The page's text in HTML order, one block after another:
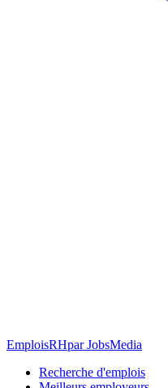
EmploisRHpar JobsMedia
Recherche d'emplois